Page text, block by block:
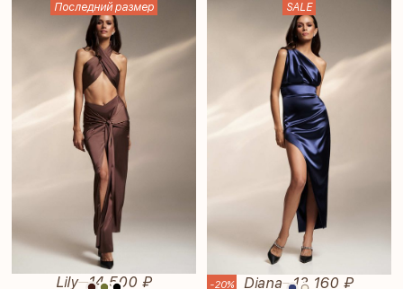
Lily—14 500 ₽
Последний размер
-20% Diana—13 160 ₽
SALE